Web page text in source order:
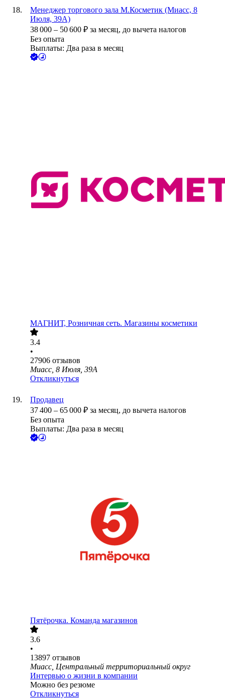
Менеджер торгового зала М.Косметик (Миасс, 8
Июля, 39А)
38 000 – 50 600 ₽ за месяц, до вычета налогов
Без опыта
Выплаты: Два раза в месяц
МАГНИТ, Розничная сеть. Магазины косметики
3.4
•
27906 отзывов
Миасс, 8 Июля, 39А
Откликнуться
Продавец
37 400 – 65 000 ₽ за месяц, до вычета налогов
Без опыта
Выплаты: Два раза в месяц
Пятёрочка. Команда магазинов
3.6
•
13897 отзывов
Миасс, Центральный территориальный округ
Интервью о жизни в компании
Можно без резюме
Откликнуться